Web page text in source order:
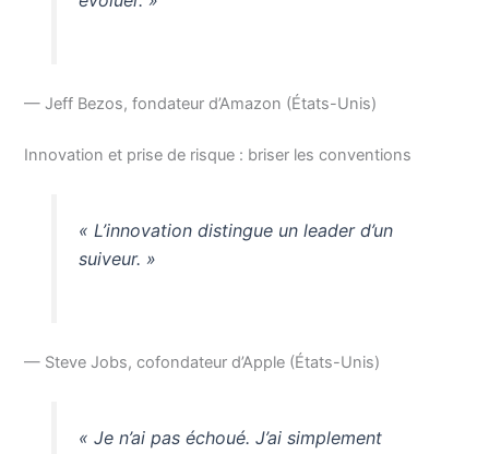
— Jeff Bezos, fondateur d’Amazon (États-Unis)
Innovation et prise de risque : briser les conventions
« L’innovation distingue un leader d’un
suiveur. »
— Steve Jobs, cofondateur d’Apple (États-Unis)
« Je n’ai pas échoué. J’ai simplement